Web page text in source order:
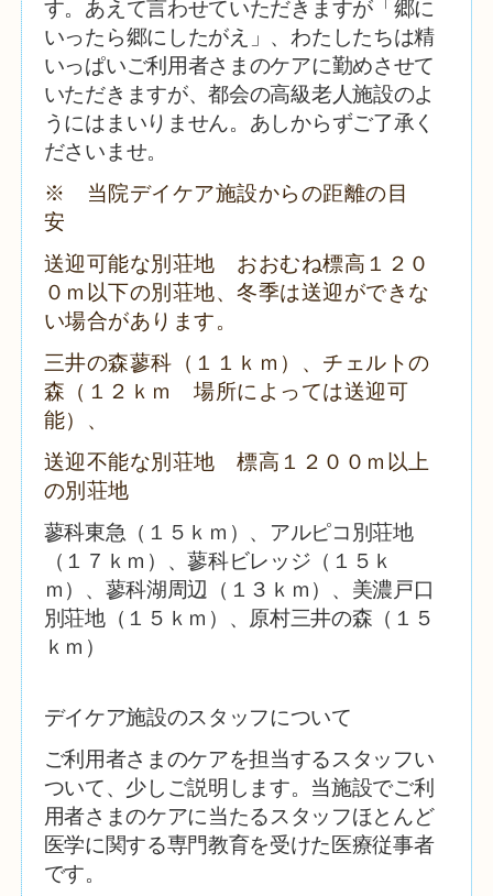
す。あえて言わせていただきますが「郷に
いったら郷にしたがえ」、わたしたちは精
いっぱいご利用者さまのケアに勤めさせて
いただきますが、都会の高級老人施設のよ
うにはまいりません。あしからずご了承く
ださいませ。
※ 当院デイケア施設からの距離の目
安
送迎可能な別荘地 おおむね標高１２０
０ｍ以下の別荘地、冬季は送迎ができな
い場合があります。
三井の森蓼科（１１ｋｍ）、 チェルトの
森（１２ｋｍ 場所によっては送迎可
能）、
送迎不能な別荘地 標高１２００ｍ以上
の別荘地
蓼科東急（１５ｋｍ）、 アルピコ別荘地
（１７ｋｍ）、蓼科ビレッジ（１５ｋ
ｍ）、蓼科湖周辺（１３ｋｍ）、美濃戸口
別荘地（１５ｋｍ）、原村三井の森（１５
ｋｍ）
デイケア施設のスタッフについて
ご利用者さまのケアを担当するスタッフい
ついて、少しご説明します。 当施設でご利
用者さまのケアに当たるスタッフほとんど
医学に関する専門教育を受けた医療従事者
です。